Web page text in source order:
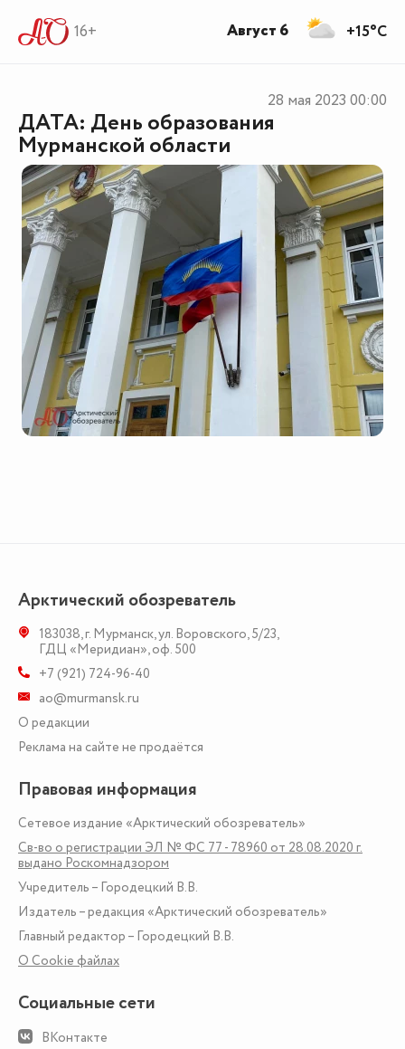
16+
ДАТА: День образования
Мурманской области
28 мая 2023 00:00
Арктический обозреватель
183038,г. Мурманск,ул. Воровского, 5/23,
ГДЦ «Меридиан», оф. 500
+7 (921) 724-96-40
ao@murmansk.ru
О редакции
Реклама на сайте не продаётся
Правовая информация
Сетевое издание «Арктический обозреватель»
Св-во о регистрации ЭЛ № ФС 77 - 78960 от 28.08.2020 г.
выдано Роскомнадзором
Учредитель – Городецкий В.В.
Издатель – редакция «Арктический обозреватель»
Главный редактор – Городецкий В.В.
О Сookie файлах
Социальные сети
ВКонтакте
+15°C
Август 6